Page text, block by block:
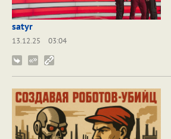
satyr
13.12.25
03:04